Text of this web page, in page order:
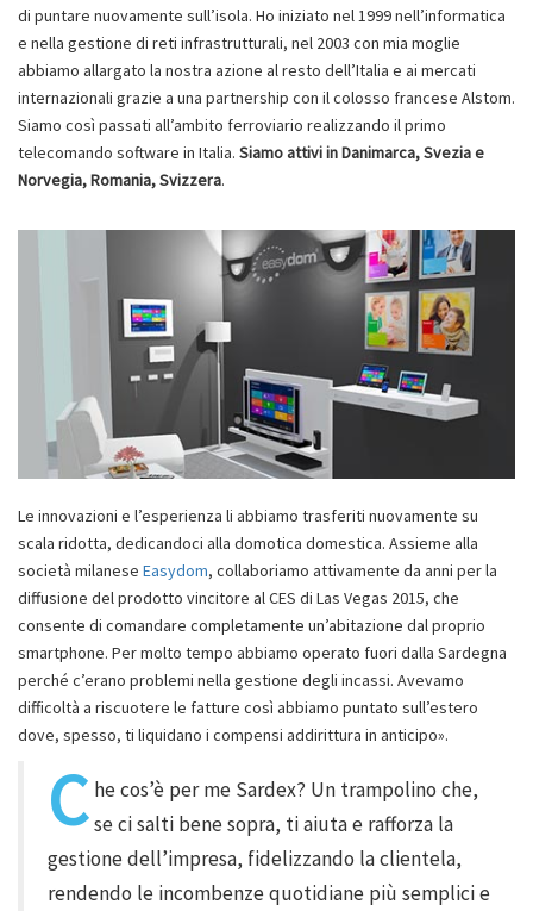
di puntare nuovamente sull’isola. Ho iniziato nel 1999 nell’informatica
e nella gestione di reti infrastrutturali, nel 2003 con mia moglie
abbiamo allargato la nostra azione al resto dell’Italia e ai mercati
internazionali grazie a una partnership con il colosso francese Alstom.
Siamo così passati all’ambito ferroviario realizzando il primo
telecomando software in Italia. Siamo attivi in Danimarca, Svezia e
Norvegia, Romania, Svizzera.
Le innovazioni e l’esperienza li abbiamo trasferiti nuovamente su
scala ridotta, dedicandoci alla domotica domestica. Assieme alla
società milanese Easydom, collaboriamo attivamente da anni per la
diffusione del prodotto vincitore al CES di Las Vegas 2015, che
consente di comandare completamente un’abitazione dal proprio
smartphone. Per molto tempo abbiamo operato fuori dalla Sardegna
perché c’erano problemi nella gestione degli incassi. Avevamo
difficoltà a riscuotere le fatture così abbiamo puntato sull’estero
dove, spesso, ti liquidano i compensi addirittura in anticipo».
C he cos’è per me Sardex? Un trampolino che,
se ci salti bene sopra, ti aiuta e rafforza la
gestione dell’impresa, fidelizzando la clientela,
rendendo le incombenze quotidiane più semplici e